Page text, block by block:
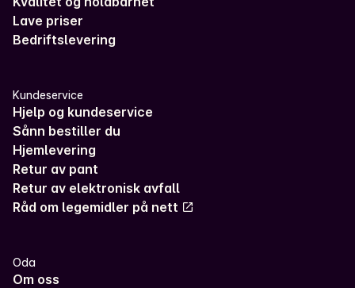
Lave priser
Bedriftslevering
Kundeservice
Hjelp og kundeservice
Sånn bestiller du
Hjemlevering
Retur av pant
Retur av elektronisk avfall
Råd om legemidler på nett
Oda
Om oss